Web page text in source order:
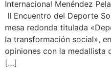
Internacional Menéndez
II Encuentro del Deporte
mesa redonda titulada
la transformación social»,
opiniones con la medallista
[…]